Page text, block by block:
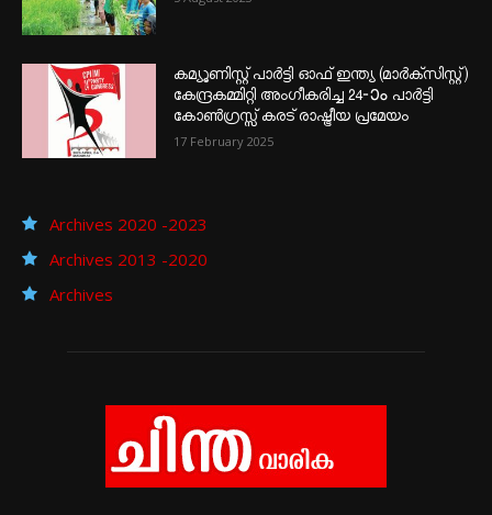
കമ്യൂണിസ്റ്റ് പാർട്ടി ഓഫ് ഇന്ത്യ (മാർക്സിസ്റ്റ്)
കേന്ദ്രകമ്മിറ്റി അംഗീകരിച്ച 24‐ാം പാർട്ടി
കോൺഗ്രസ്സ് കരട് രാഷ്ട്രീയ പ്രമേയം
17 February 2025
Archives 2020 -2023
Archives 2013 -2020
Archives